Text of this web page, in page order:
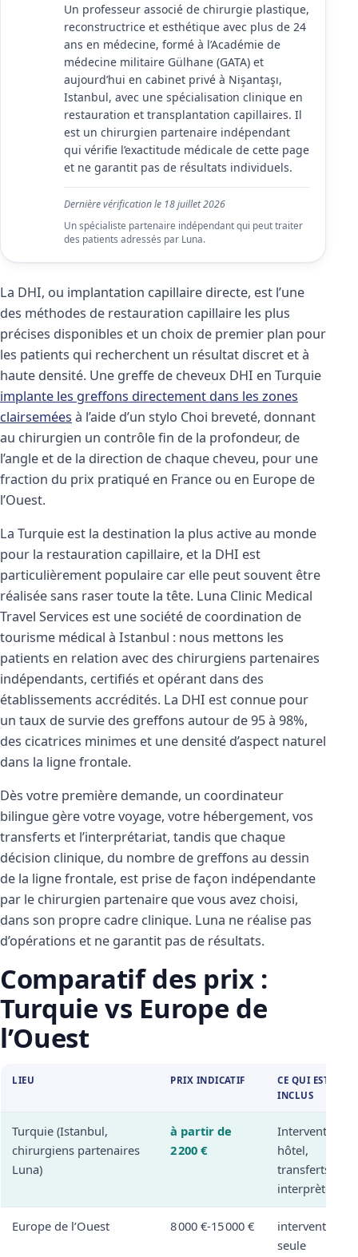
Un professeur associé de chirurgie plastique,
reconstructrice et esthétique avec plus de 24
ans en médecine, formé à l’Académie de
médecine militaire Gülhane (GATA) et
aujourd’hui en cabinet privé à Nişantaşı,
Istanbul, avec une spécialisation clinique en
restauration et transplantation capillaires. Il
est un chirurgien partenaire indépendant
qui vérifie l’exactitude médicale de cette page
et ne garantit pas de résultats individuels.
Dernière vérification le 18 juillet 2026
Un spécialiste partenaire indépendant qui peut traiter
des patients adressés par Luna.
La DHI, ou implantation capillaire directe, est l’une
des méthodes de restauration capillaire les plus
précises disponibles et un choix de premier plan pour
les patients qui recherchent un résultat discret et à
haute densité. Une greffe de cheveux DHI en Turquie
implante les greffons directement dans les zones
clairsemées à l’aide d’un stylo Choi breveté, donnant
au chirurgien un contrôle fin de la profondeur, de
l’angle et de la direction de chaque cheveu, pour une
fraction du prix pratiqué en France ou en Europe de
l’Ouest.
La Turquie est la destination la plus active au monde
pour la restauration capillaire, et la DHI est
particulièrement populaire car elle peut souvent être
réalisée sans raser toute la tête. Luna Clinic Medical
Travel Services est une société de coordination de
tourisme médical à Istanbul : nous mettons les
patients en relation avec des chirurgiens partenaires
indépendants, certifiés et opérant dans des
établissements accrédités. La DHI est connue pour
un taux de survie des greffons autour de 95 à 98%,
des cicatrices minimes et une densité d’aspect naturel
dans la ligne frontale.
Dès votre première demande, un coordinateur
bilingue gère votre voyage, votre hébergement, vos
transferts et l’interprétariat, tandis que chaque
décision clinique, du nombre de greffons au dessin
de la ligne frontale, est prise de façon indépendante
par le chirurgien partenaire que vous avez choisi,
dans son propre cadre clinique. Luna ne réalise pas
d’opérations et ne garantit pas de résultats.
Comparatif des prix :
Turquie vs Europe de
l’Ouest
LIEU PRIX INDICATIF
CE QUI EST
INCLUS
Turquie (Istanbul,
chirurgiens partenaires
Luna)
à partir de
2 200 €
Intervention,
hôtel,
transferts,
interprète
Europe de l’Ouest 8 000 €-15 000 €
intervention
seule